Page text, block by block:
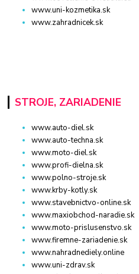
www.uni-kozmetika.sk
www.zahradnicek.sk
STROJE, ZARIADENIE
www.auto-diel.sk
www.auto-techna.sk
www.moto-diel.sk
www.profi-dielna.sk
www.polno-stroje.sk
www.krby-kotly.sk
www.stavebnictvo-online.sk
www.maxiobchod-naradie.sk
www.moto-prislusenstvo.sk
www.firemne-zariadenie.sk
www.nahradnediely.online
www.uni-zdrav.sk